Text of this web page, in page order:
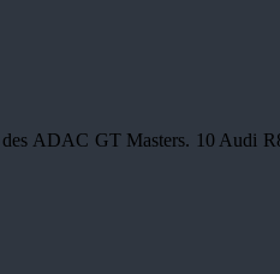
ADAC GT Masters. 10 Audi